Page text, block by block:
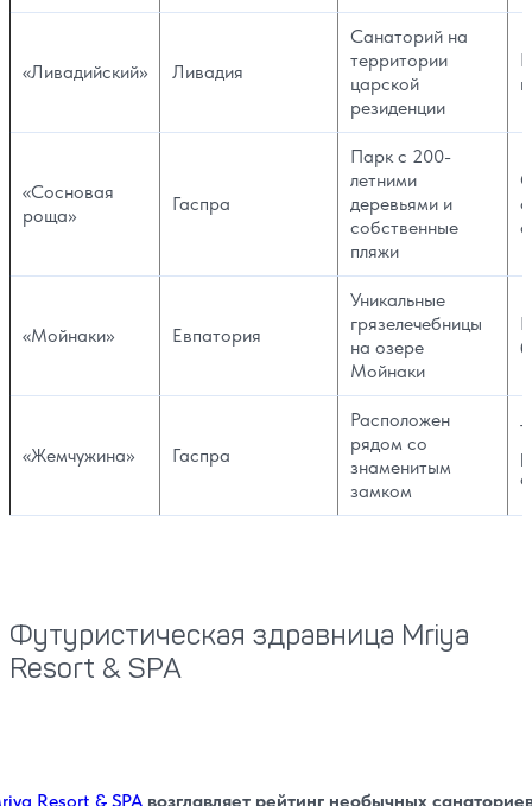
«Ливадийский» Ливадия
Санаторий на
территории
царской
резиденции
«Сосновая
роща»
Гаспра
Парк с 200-
летними
деревьями и
собственные
пляжи
«Мойнаки» Евпатория
Уникальные
грязелечебницы
на озере
Мойнаки
«Жемчужина» Гаспра
Расположен
рядом со
знаменитым
замком
Футуристическая здравница Mriya
Resort & SPA
Resort & SPA возглавляет рейтинг необычных